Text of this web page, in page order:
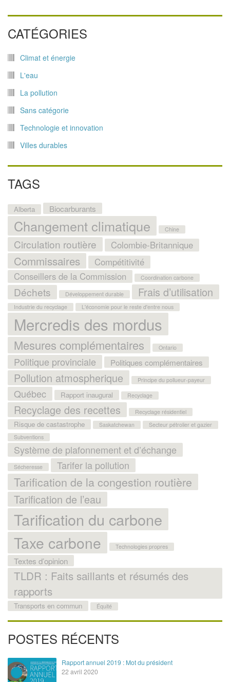
CATÉGORIES
Climat et énergie
L'eau
La pollution
Sans catégorie
Technologie et innovation
Villes durables
TAGS
Alberta Biocarburants
Changement climatique Chine
Circulation routière Colombie-Britannique
Commissaires
Compétitivité
Conseillers de la Commission
Coordination carbone
Déchets Développement durable Frais d’utilisation
Industrie du recyclage L'économie pour le reste d'entre nous
Mercredis des mordus
Mesures complémentaires Ontario
Politique provinciale Politiques complémentaires
Pollution atmospherique Principe du pollueur-payeur
Québec Rapport inaugural Recyclage
Recyclage des recettes Recyclage résidentiel
Risque de castastrophe Saskatchewan
Secteur pétrolier et gazier
Subventions
Système de plafonnement et d’échange
Sécheresse Tarifer la pollution
Tarification de la congestion routière
Tarification de l’eau
Tarification du carbone
Taxe carbone Technologies propres
Textes d’opinion
TLDR : Faits saillants et résumés des
rapports
Transports en commun Équité
POSTES RÉCENTS
Rapport annuel 2019 : Mot du président
22 avril 2020